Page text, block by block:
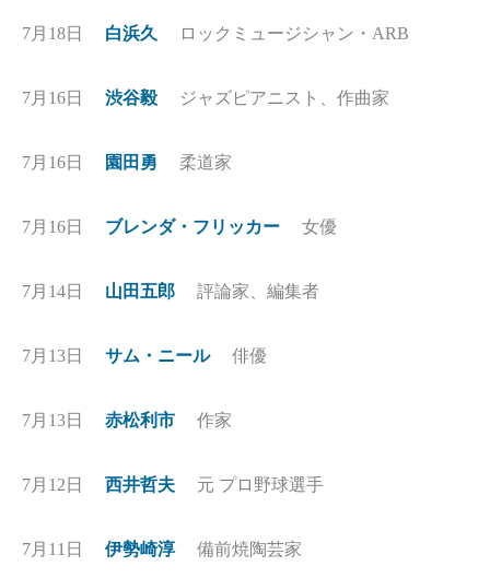
7月18日 白浜久 ロックミュージシャン・ARB
7月16日 渋谷毅 ジャズピアニスト、作曲家
7月16日 園田勇 柔道家
7月16日 ブレンダ・フリッカー 女優
7月14日 山田五郎 評論家、編集者
7月13日 サム・ニール 俳優
7月13日 赤松利市 作家
7月12日 西井哲夫 元 プロ野球選手
7月11日 伊勢崎淳 備前焼陶芸家